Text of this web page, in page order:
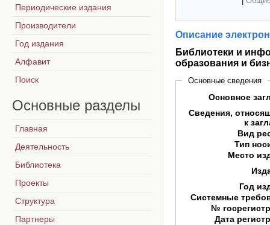
Описание
Библиотеки и
образования и
Основные сведения
Основное
Сведения,
к
Вид
Тип
Место
Год
Системные
№
Дата
Периодические издания
Производители
Год издания
Алфавит
Поиск
Основные разделы
Главная
Деятельность
Библиотека
Проекты
Структура
Партнеры